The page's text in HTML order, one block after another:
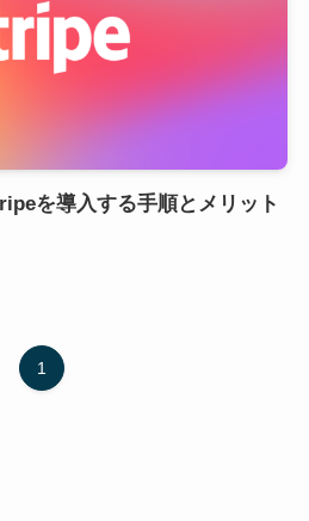
を導入する手順とメリット
1